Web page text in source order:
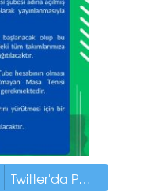
Twitter'da Paylaş